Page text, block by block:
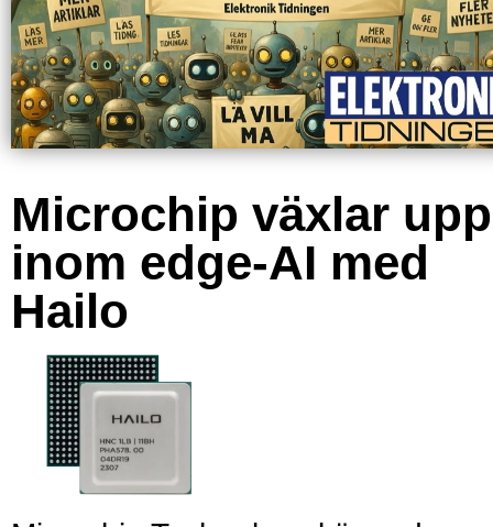
Microchip växlar upp
inom edge-AI med
Hailo